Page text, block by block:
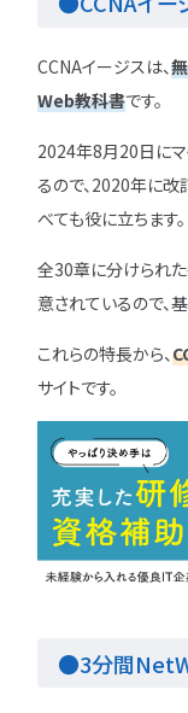
CCNAイージスは、
Web教科書です。
2024年8月20日にマ
るので、2020年に
べても役に立ちます。
全30章に分けられ
意されているので、
これらの特長から、
サイトです。
●3分間